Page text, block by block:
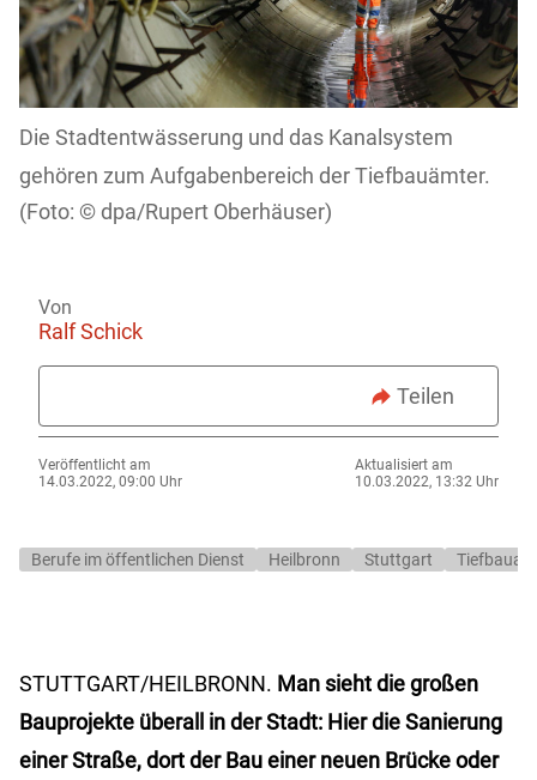
Die Stadtentwässerung und das Kanalsystem
gehören zum Aufgabenbereich der Tiefbauämter.
dpa/Rupert Oberhäuser)
Von
Ralf Schick
Teilen
Veröffentlicht am
14.03.2022, 09:00 Uhr
Aktualisiert am
10.03.2022, 13:32 Uhr
Berufe im öffentlichen Dienst Heilbronn Stuttgart
STUTTGART/HEILBRONN. Man sieht die großen
Bauprojekte überall in der Stadt: Hier die Sanierung
einer Straße, dort der Bau einer neuen Brücke oder